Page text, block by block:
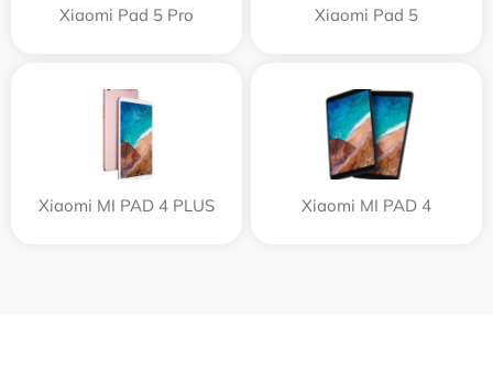
Xiaomi Pad 5 Pro Xiaomi Pad 5
Xiaomi MI PAD 4 PLUS Xiaomi MI PAD 4